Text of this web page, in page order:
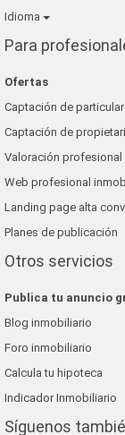
Idioma
Para
Ofertas
Captación de
Captación de
Valoración profesional
Web profesional
Landing page alta
Planes de publicación
Otros servicios
Publica tu anuncio
Blog inmobiliario
Foro inmobiliario
Calcula tu hipoteca
Indicador Inmobiliario
Síguenos